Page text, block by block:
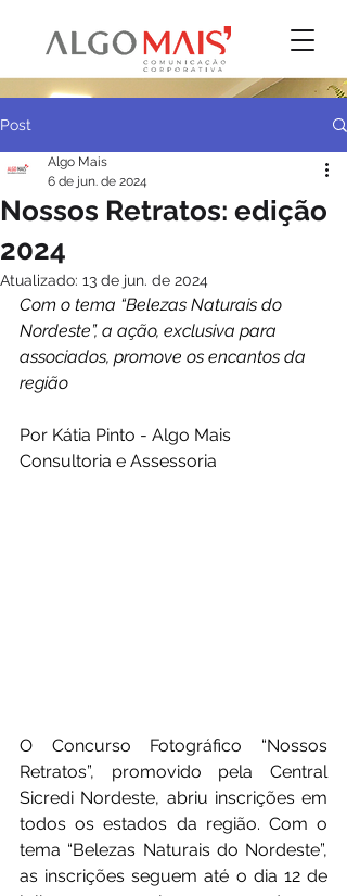
Post
Nossos Retratos: edição
2024
Algo Mais
6 de jun. de 2024
Atualizado: 13 de jun. de 2024
Com o tema “Belezas Naturais do
Nordeste”, a ação, exclusiva para
associados, promove os encantos da
região
Por Kátia Pinto - Algo Mais
Consultoria e Assessoria
O Concurso Fotográfico “Nossos
Retratos”, promovido pela Central
Sicredi Nordeste, abriu inscrições em
todos os estados da região. Com o
tema “Belezas Naturais do Nordeste”,
as inscrições seguem até o dia 12 de